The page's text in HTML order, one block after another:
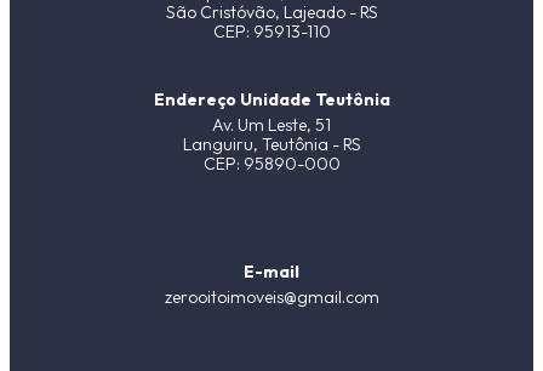
São Cristóvão, Lajeado - RS
CEP: 95913-110
Endereço Unidade Teutônia
Av. Um Leste, 51
Languiru, Teutônia - RS
CEP: 95890-000
E-mail
zerooitoimoveis@gmail.com